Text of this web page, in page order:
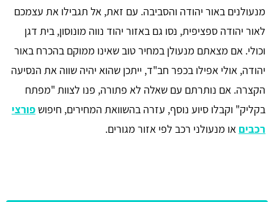
מנעולנים באור יהודה והסביבה. עם זאת, אל תגבילו את עצמכם
לאור יהודה ספציפית, נסו גם באזור יהוד נווה מונוסון, בית דגן
וכולי. אם מצאתם מנעולן במחיר טוב שאינו ממוקם בהכרח באור
יהודה, אולי אפילו בכפר חב"ד, ייתכן שהוא יהיה שווה את הנסיעה
הקצרה. אם נותרתם עם שאלה לא פתורה, פנו לצוות "מפתח
בקליק" וקבלו סיוע נוסף, עזרה בהשוואת המחירים, חיפוש פורצי
רכבים או מנעולני רכב לפי אזור מגורים.